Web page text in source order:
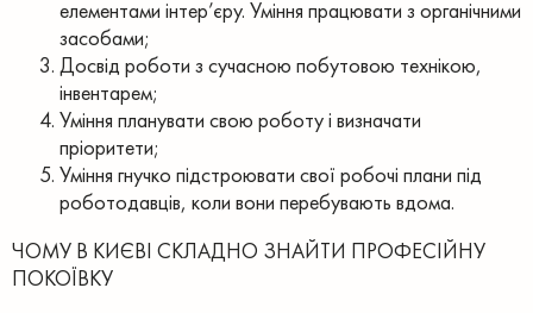
елементами інтер’єру. Уміння працювати з органічними
засобами;
Досвід роботи з сучасною побутовою технікою,
інвентарем;
Уміння планувати свою роботу і визначати
пріоритети;
Уміння гнучко підстроювати свої робочі плани під
роботодавців, коли вони перебувають вдома.
ЧОМУ В КИЄВІ СКЛАДНО ЗНАЙТИ ПРОФЕСІЙНУ
ПОКОЇВКУ